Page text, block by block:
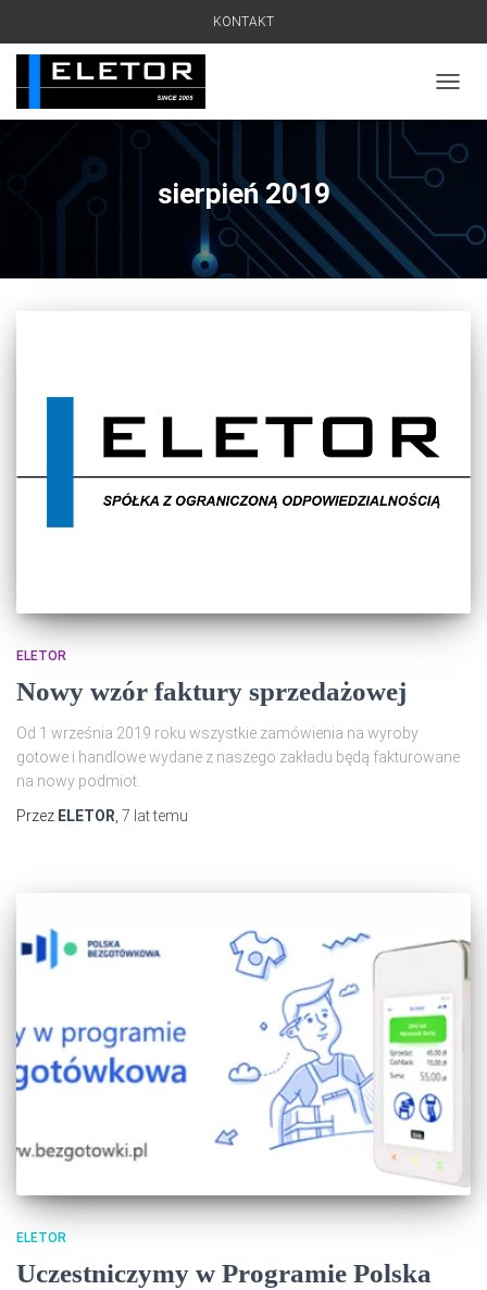
KONTAKT
sierpień 2019
ELETOR
Nowy wzór faktury sprzedażowej
Od 1 września 2019 roku wszystkie zamówienia na wyroby
gotowe i handlowe wydane z naszego zakładu będą fakturowane
na nowy podmiot.
Przez ELETOR 7 lattemu
ELETOR
Uczestniczymy w Programie Polska